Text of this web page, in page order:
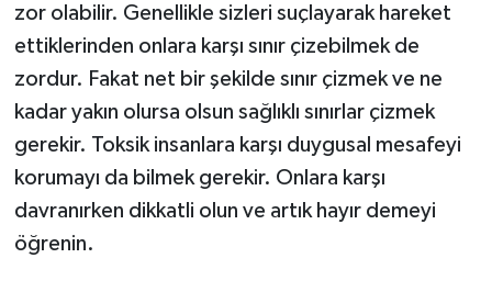
zor olabilir. Genellikle sizleri suçlayarak hareket
ettiklerinden onlara karşı sınır çizebilmek de
zordur. Fakat net bir şekilde sınır çizmek ve ne
kadar yakın olursa olsun sağlıklı sınırlar çizmek
gerekir. Toksik insanlara karşı duygusal mesafeyi
korumayı da bilmek gerekir. Onlara karşı
davranırken dikkatli olun ve artık hayır demeyi
öğrenin.